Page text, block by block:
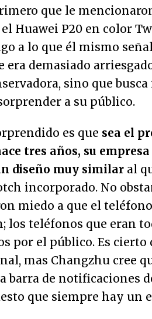
que le
el Huawei P20 en color
a lo que él mismo
era demasiado
sino que
a su público.
es que sea el
tres años, su
diseño muy similar al
incorporado. No
miedo a que el
los teléfonos que eran
por el público. Es
mas Changzhu cree
barra de notificaciones
que siempre hay un